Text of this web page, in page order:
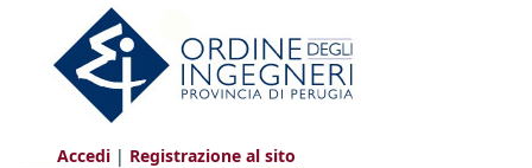
Salta al contenuto principale
Accedi
Registrazione al sito